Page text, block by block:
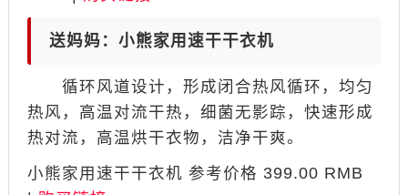
送妈妈：小熊家用速干干衣机
循环风道设计，形成闭合热风循环，均匀
热风，高温对流干热，细菌无影踪，快速形成
热对流，高温烘干衣物，洁净干爽。
小熊家用速干干衣机 参考价格 399.00 RMB